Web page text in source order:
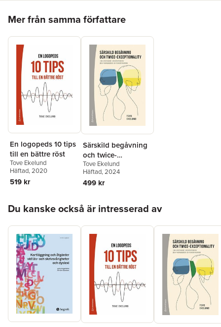
intresserade av ämnet.
Mer från samma författare
En logopeds 10 tips
till en bättre röst
Tove Ekelund
Häftad, 2020
519 kr
Särskild begåvning
och twice-
exceptionality :
inkluderande
undervisning och
differentiering
Tove Ekelund
Häftad, 2024
499 kr
Du kanske också är intresserad av